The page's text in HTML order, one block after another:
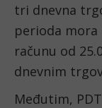
tri dnevna
perioda
računu od
dnevnim
Međutim,